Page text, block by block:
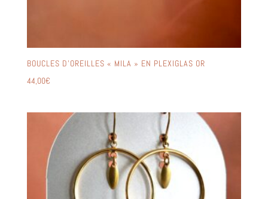
BOUCLES D’OREILLES « MILA » EN PLEXIGLAS OR
44,00€